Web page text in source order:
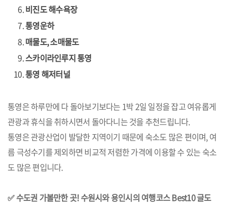
비진도 해수욕장
통영운하
매물도, 소매물도
스카이라인루지 통영
통영 해저터널
통영은 하루만에 다 돌아보기보다는 1박 2일 일정을 잡고 여유롭게
관광과 휴식을 취하시면서 돌아다니는 것을 추천드립니다.
통영은 관광산업이 발달한 지역이기 때문에 숙소도 많은 편이며, 여
름 극성수기를 제외하면 비교적 저렴한 가격에 이용할 수 있는 숙소
도 많은 편입니다.
✅ 수도권 가볼만한 곳! 수원시와 용인시의 여행코스 Best10 글도